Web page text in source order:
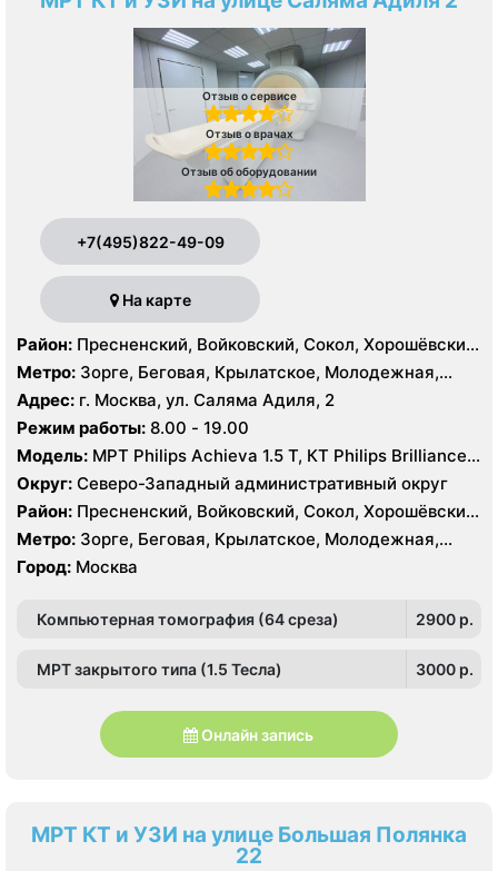
Отзыв о сервисе
Отзыв о врачах
Отзыв об оборудовании
+7(495)822-49-09
На карте
Район: Пресненский, Войковский, Сокол, Хорошёвский,
Крылатское, Кунцево, Филёвский Парк, Северное
Тушино, Строгино, Хорошёво-Мнёвники, Щукино,
Южное Тушино
Метро: Зорге, Беговая, Крылатское, Молодежная,
Октябрьское поле, Панфиловская, Полежаевская,
Хорошево, Хорошевская, ЦСКА, Щукинская, Мнёвники,
Народное Ополчение
Адрес: г. Москва, ул. Саляма Адиля, 2
Режим работы: 8.00 - 19.00
Модель: МРТ Philips Achieva 1.5 T, КТ Philips Brilliance
64 среза, УЗИ GE Voluson E8, ESAOTE MYLAB TWICE
Округ: Северо-Западный административный округ
Район: Пресненский, Войковский, Сокол, Хорошёвский,
Крылатское, Кунцево, Филёвский Парк, Северное
Тушино, Строгино, Хорошёво-Мнёвники, Щукино,
Южное Тушино
Метро: Зорге, Беговая, Крылатское, Молодежная,
Октябрьское поле, Панфиловская, Полежаевская,
Хорошево, Хорошевская, ЦСКА, Щукинская, Мнёвники,
Город: Москва
Компьютерная томография (64 среза) 2900 p.
МРТ закрытого типа (1.5 Тесла) 3000 p.
Онлайн запись
МРТ КТ и УЗИ на улице Большая Полянка
22